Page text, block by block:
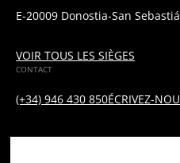
E-20009 Donostia-San
VOIR TOUS LES SIÈGES
CONTACT
(+34) 946 430 850ÉCRIVEZ-